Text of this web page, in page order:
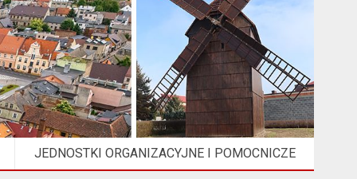
JEDNOSTKI ORGANIZACYJNE I POMOCNICZE